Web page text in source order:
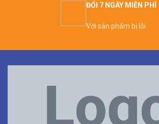
ĐỔI 7 NGÀY MIỄN PHÍ
Với sản phẩm bị lỗi